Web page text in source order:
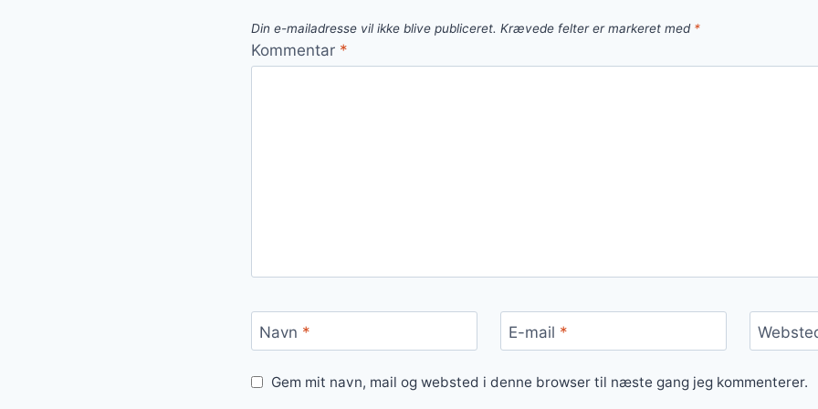
Din e-mailadresse vil ikke blive publiceret. Krævede felter er markeret med *
Kommentar *
Navn * E-mail *
Gem mit navn, mail og websted i denne browser til næste gang jeg kommenterer.